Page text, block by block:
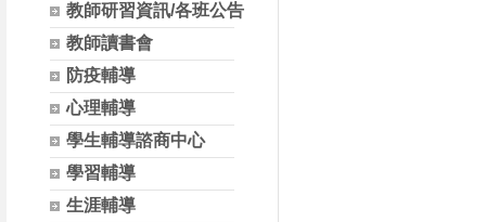
教師研習資訊/各班公告
教師讀書會
防疫輔導
心理輔導
學生輔導諮商中心
學習輔導
生涯輔導